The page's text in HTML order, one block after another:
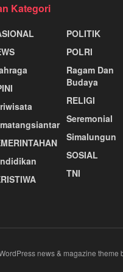
Kategori
POLITIK
POLRI
Ragam Dan
Budaya
RELIGI
Seremonial
Simalungun
SOSIAL
TNI
news & magazine theme